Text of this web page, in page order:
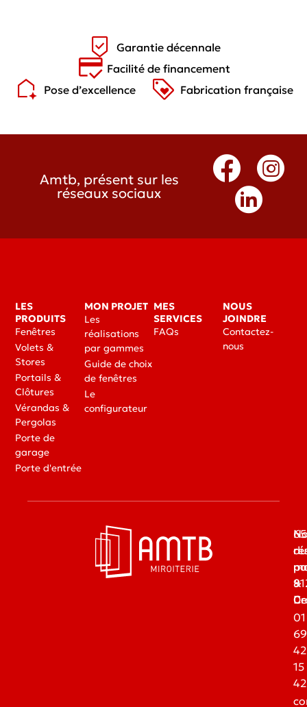
Garantie décennale
Facilité de financement
Pose d’excellence
Fabrication française
Amtb, présent sur les
réseaux sociaux
LES
PRODUITS
Fenêtres
Volets &
Stores
Portails &
Clôtures
Vérandas &
Pergolas
Porte de
garage
Porte d'entrée
MON PROJET
Les
réalisations
par gammes
Guide de choix
de fenêtres
Le
configurateur
MES
SERVICES
FAQs
NOUS
JOINDRE
Contactez-
nous
du
01
69
42
15
42
&